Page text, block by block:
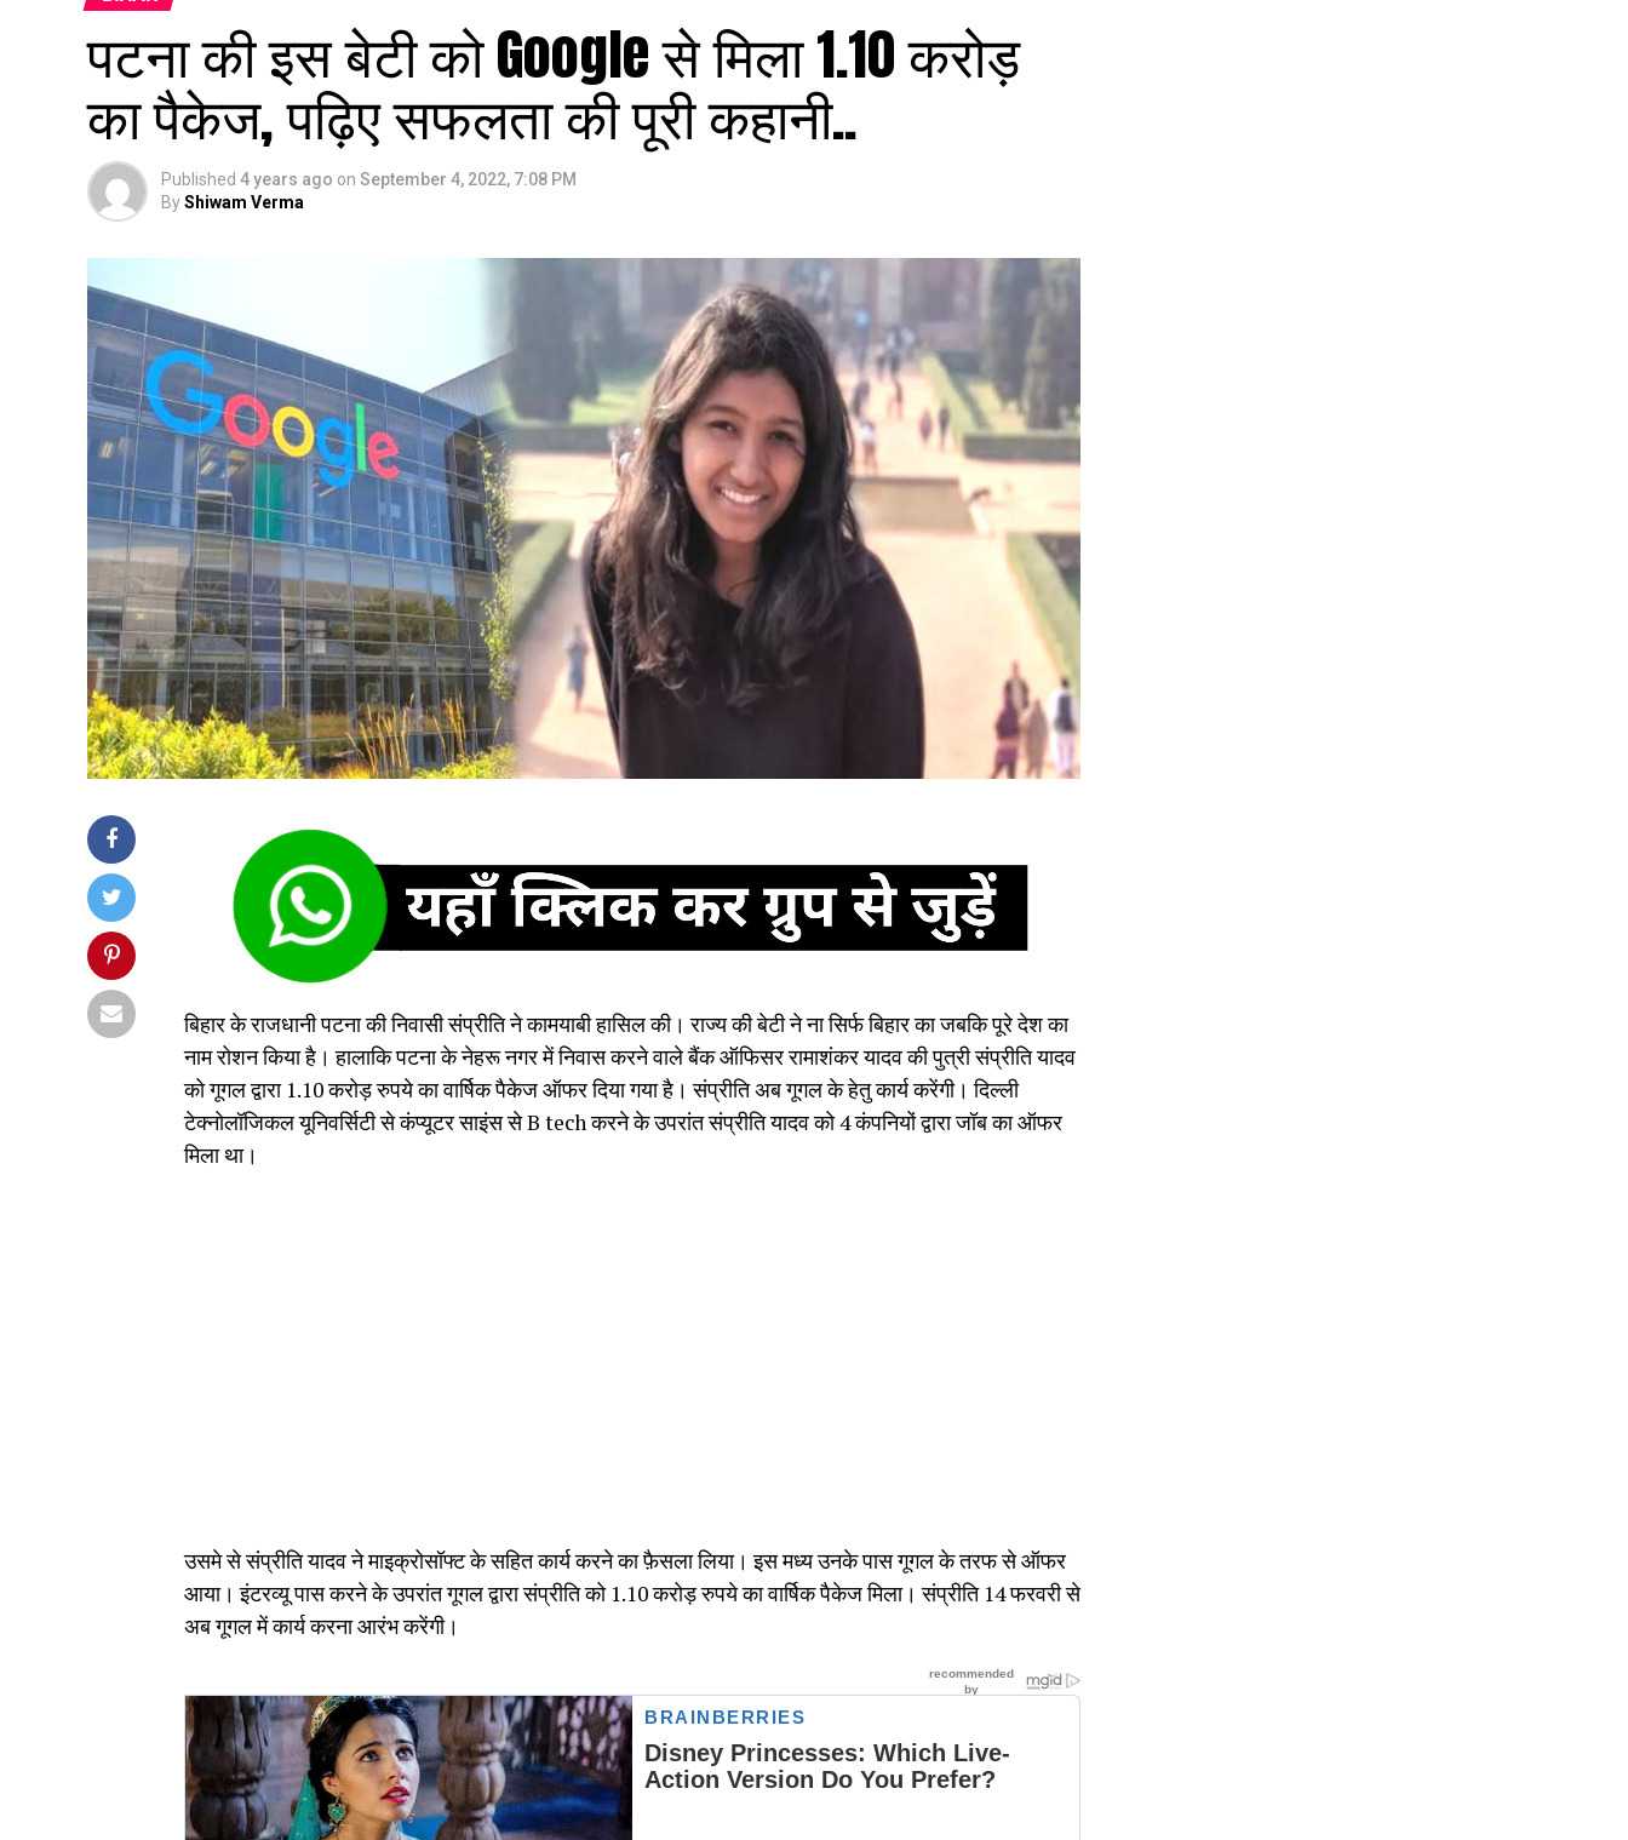
पटना की इस बेटी को Google से मिला 1.10 करोड़
का पैकेज, पढ़िए सफलता की पूरी कहानी..
Published 4 years ago on September 4, 2022, 7:08 PM
ByShiwam Verma
बिहार के राजधानी पटना की निवासी संप्रीति ने कामयाबी हासिल की। राज्य की बेटी ने ना सिर्फ बिहार का जबकि पूरे देश का
नाम रोशन किया है। हालाकि पटना के नेहरू नगर में निवास करने वाले बैंक ऑफिसर रामाशंकर यादव की पुत्री संप्रीति यादव
को गूगल द्वारा 1.10 करोड़ रुपये का वार्षिक पैकेज ऑफर दिया गया है। संप्रीति अब गूगल के हेतु कार्य करेंगी। दिल्ली
टेक्नोलॉजिकल यूनिवर्सिटी से कंप्यूटर साइंस से B tech करने के उपरांत संप्रीति यादव को 4 कंपनियों द्वारा जॉब का ऑफर
मिला था।
उसमे से संप्रीति यादव ने माइक्रोसॉफ्ट के सहित कार्य करने का फ़ैसला लिया। इस मध्य उनके पास गूगल के तरफ से ऑफर
आया। इंटरव्यू पास करने के उपरांत गूगल द्वारा संप्रीति को 1.10 करोड़ रुपये का वार्षिक पैकेज मिला। संप्रीति 14 फरवरी से
अब गूगल में कार्य करना आरंभ करेंगी।